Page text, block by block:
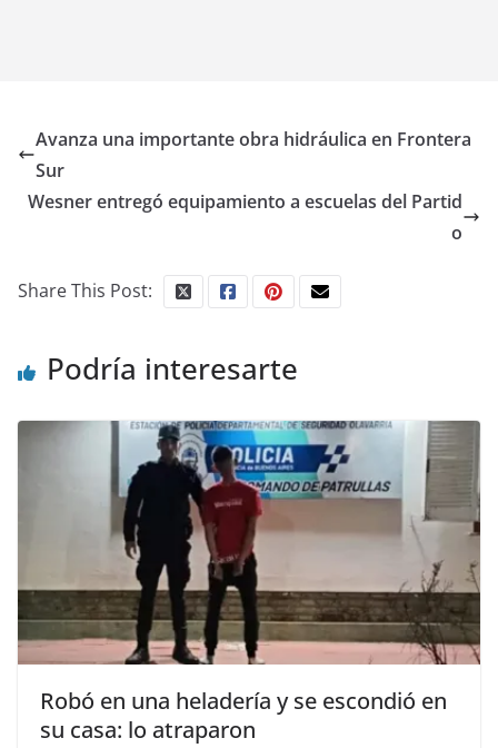
Avanza una importante obra hidráulica en Frontera
Sur
Wesner entregó equipamiento a escuelas del Partid
o
Share This Post:
Podría interesarte
Robó en una heladería y se escondió en
su casa: lo atraparon